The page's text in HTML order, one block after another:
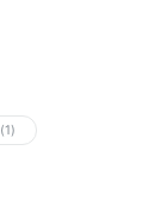
(1)